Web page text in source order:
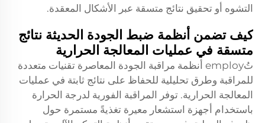
التشوه أو تحقيق نتائج متسقة عبر الأشكال المعقدة.
كيف تضمن أنظمة ضبط الجودة الحديثة نتائج
متسقة في عمليات المعالجة الحرارية
تُemploy أنظمة مراقبة الجودة المعاصرة تقنيات متعددة
للمراقبة وطرق تحليلية للحفاظ على نتائج ثابتة في عمليات
المعالجة الحرارية. توفر المراقبة الفورية لدرجة الحرارة
باستخدام أجهزة استشعار معيرة تغذيةً مستمرة حول